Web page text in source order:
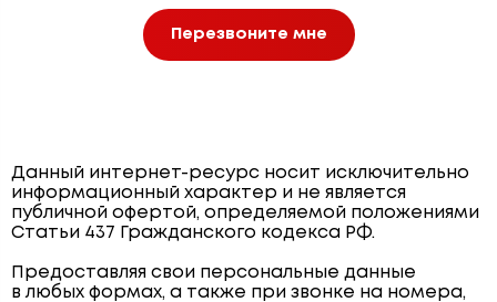
Перезвоните мне
Данный интернет-ресурс носит исключительно
информационный характер и не является
публичной офертой, определяемой положениями
Статьи 437 Гражданского кодекса РФ.
Предоставляя свои персональные данные
в любых формах, а также при звонке на номера,